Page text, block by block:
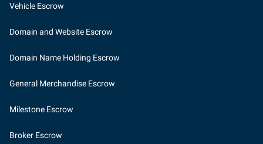
Vehicle Escrow
Domain and Website Escrow
Domain Name Holding Escrow
General Merchandise Escrow
Milestone Escrow
Broker Escrow